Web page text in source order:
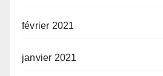
février 2021
janvier 2021